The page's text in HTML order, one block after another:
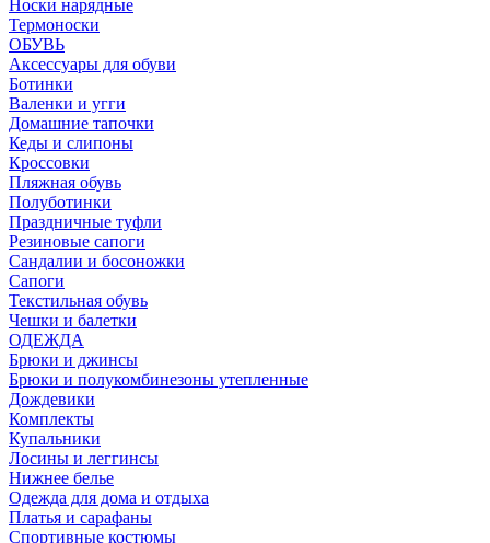
Носки нарядные
Термоноски
ОБУВЬ
Аксессуары для обуви
Ботинки
Валенки и угги
Домашние тапочки
Кеды и слипоны
Кроссовки
Пляжная обувь
Полуботинки
Праздничные туфли
Резиновые сапоги
Сандалии и босоножки
Сапоги
Текстильная обувь
Чешки и балетки
ОДЕЖДА
Брюки и джинсы
Брюки и полукомбинезоны утепленные
Дождевики
Комплекты
Купальники
Лосины и леггинсы
Нижнее белье
Одежда для дома и отдыха
Платья и сарафаны
Спортивные костюмы